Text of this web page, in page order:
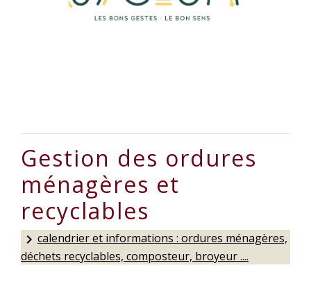
Gestion des ordures
ménagères et
recyclables
keyboard_arrow_right calendrier et informations : ordures ménagères,
déchets recyclables, composteur, broyeur ....